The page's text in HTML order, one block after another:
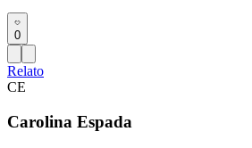
0
Relato
CE
Carolina Espada